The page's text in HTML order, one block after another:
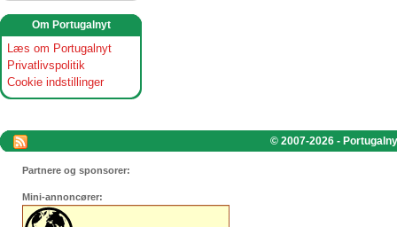
Om Portugalnyt
Læs om Portugalnyt
Privatlivspolitik
Cookie indstillinger
© 2007-2026 -
Partnere og sponsorer:
Mini-annoncører: